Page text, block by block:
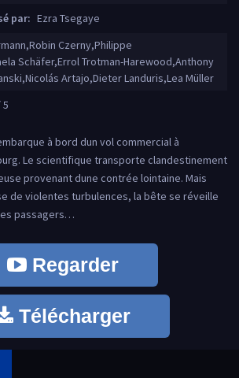
par: Ezra Tsegaye
Czerny,Philippe
Schäfer,Errol Trotman-Harewood,Anthony
Artajo,Dieter Landuris,Lea Müller
5
à bord dun vol commercial à
Le scientifique transporte clandestinement
provenant dune contrée lointaine. Mais
de violentes turbulences, la bête se réveille
passagers…
Regarder
Télécharger